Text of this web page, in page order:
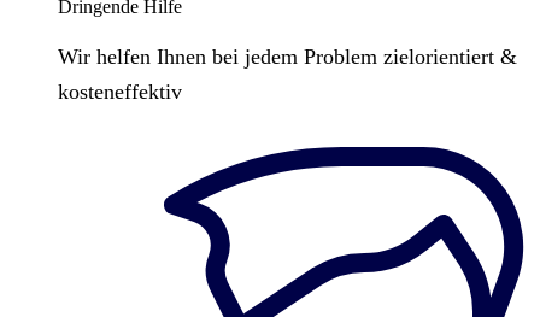
Dringende Hilfe
Wir helfen Ihnen bei jedem Problem zielorientiert &
kosteneffektiv